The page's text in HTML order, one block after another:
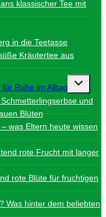
klassischer Tee mit
in die Teetasse
Kräutertee aus
Ruhe im Alltag
und
Blüten
was Eltern heute wissen
rote Frucht mit langer
rote Blüte für fruchtigen
Was hinter dem beliebten